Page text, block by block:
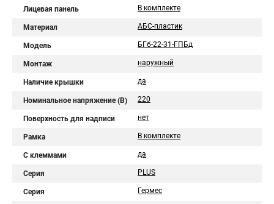
Лицевая панель В комплекте
Материал АБС-пластик
Модель БГб-22-31-ГПБд
Монтаж наружный
Наличие крышки да
Номинальное напряжение (В) 220
Поверхность для надписи нет
Рамка В комплекте
С клеммами да
Серия PLUS
Серия Гермес